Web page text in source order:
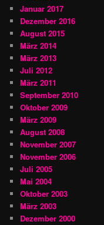
Januar 2017
Dezember 2016
August 2015
März 2014
März 2013
Juli 2012
März 2011
September 2010
Oktober 2009
März 2009
August 2008
November 2007
November 2006
Juli 2005
Mai 2004
Oktober 2003
März 2003
Dezember 2000